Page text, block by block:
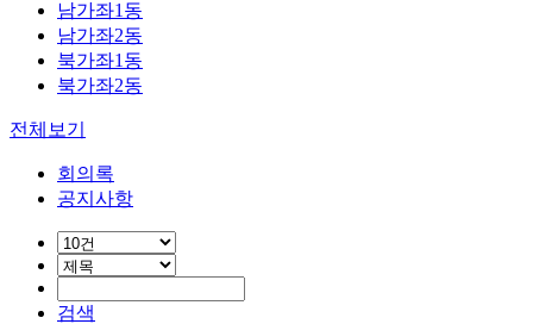
남가좌1동
남가좌2동
북가좌1동
북가좌2동
전체보기
회의록
공지사항
검색